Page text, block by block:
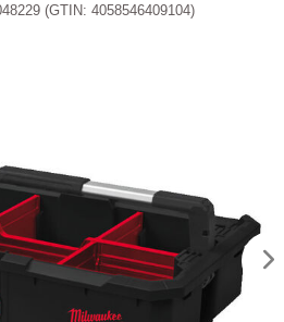
(GTIN: 4058546409104)